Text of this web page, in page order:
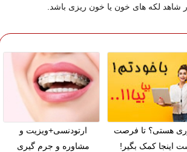
شاهد لکه های خون یا خون ریزی باشد.
هستی؟ تا فرصت
اینجا کمک بگیر!
ارتودنسی+ویزیت و
مشاوره و جرم گیری